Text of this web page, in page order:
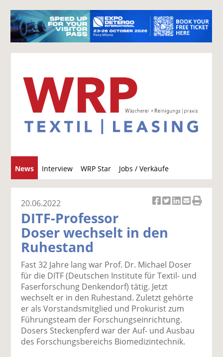
News Interview WRP Star Jobs / Verkäufe
u
c
k
uf
F
ac
e
b
o
o
k
k
wi
tt
er
n
uf
Li
k
e
di
n
te
er
E
ai
l
er
se
ck
n
20.06.2022
DITF-Professor
Doser wechselt in den
Ruhestand
Fast 32 Jahre lang war Prof. Dr. Michael Doser
für die DITF (Deutschen Institute für Textil- und
Faserforschung Denkendorf) tätig. Jetzt
wechselt er in den Ruhestand. Zuletzt gehörte
er als Vorstandsmitglied und Prokurist zum
Führungsteam der Forschungseinrichtung.
Dosers Steckenpferd war der Auf- und Ausbau
des Forschungsbereichs Biomedizintechnik.